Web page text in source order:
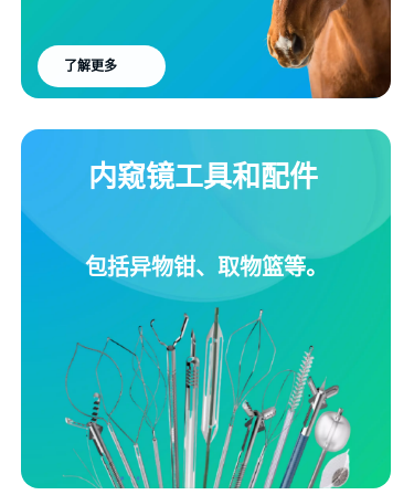
了解更多
内窥镜工具和配件
包括异物钳、取物篮等。